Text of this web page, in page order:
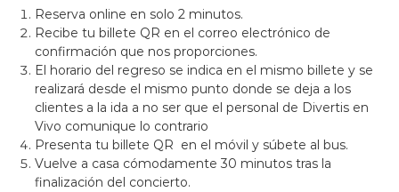
Reserva online en solo 2 minutos.
Recibe tu billete QR en el correo electrónico de
confirmación que nos proporciones.
El horario del regreso se indica en el mismo billete y se
realizará desde el mismo punto donde se deja a los
clientes a la ida a no ser que el personal de Divertis en
Vivo comunique lo contrario
Presenta tu billete QR en el móvil y súbete al bus.
Vuelve a casa cómodamente 30 minutos tras la
finalización del concierto.